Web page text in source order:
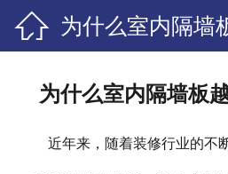
 为什么室内隔墙
越受欢迎？
为什么室内隔墙板
近年来，随着装修行业的不